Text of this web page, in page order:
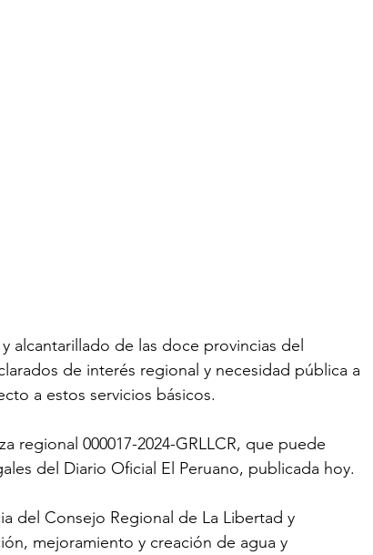
alcantarillado de las doce provincias del
de interés regional y necesidad pública a
a estos servicios básicos.
regional 000017-2024-GRLLCR, que puede
del Diario Oficial El Peruano, publicada hoy.
del Consejo Regional de La Libertad y
mejoramiento y creación de agua y